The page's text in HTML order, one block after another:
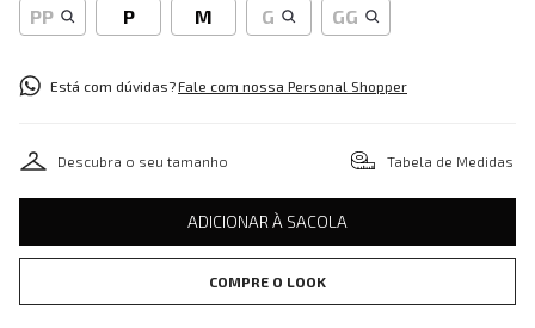
PP P M G GG
Está com dúvidas?Fale com nossa Personal Shopper
Descubra o seu tamanho Tabela de Medidas
ADICIONAR À SACOLA
COMPRE O LOOK